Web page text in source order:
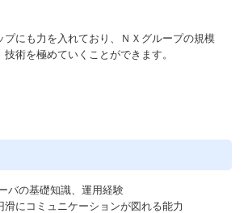
プにも力を入れており、ＮＸグループの規模
術を極めていくことができます。
バの基礎知識、運用経験
滑にコミュニケーションが図れる能力